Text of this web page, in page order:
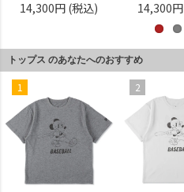
14,300円 (税込)
14,300円
トップス のあなたへのおすすめ
1 2